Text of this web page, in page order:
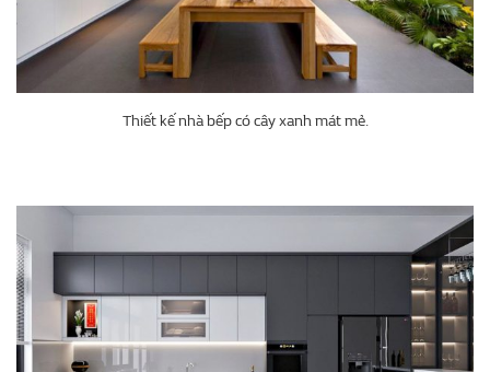
Thiết kế nhà bếp có cây xanh mát mẻ.